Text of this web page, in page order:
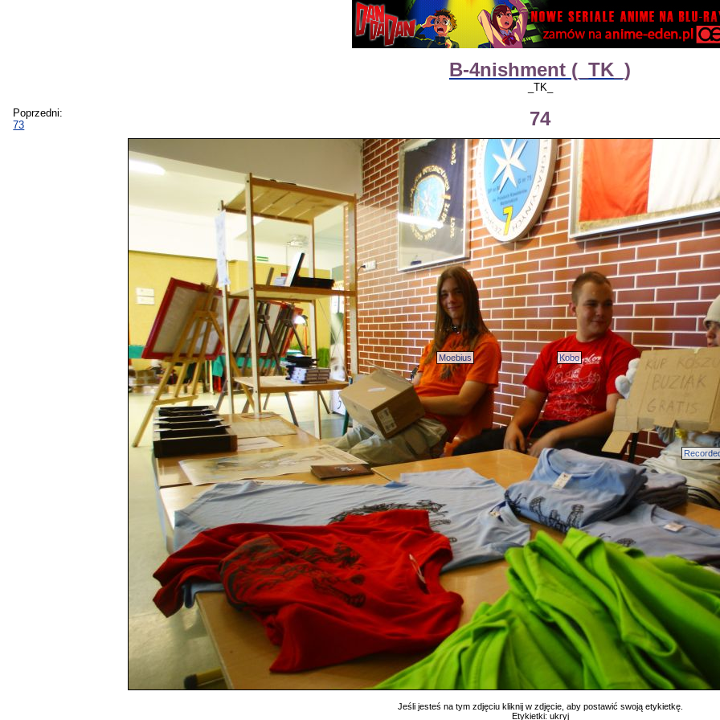
B-4nishment (_TK_)
_TK_
Poprzedni:
73
74
Kobo
Moebius
Jeśli jesteś na tym zdjęciu kliknij w zdjęcie, aby postawić swoją etykietkę.
Etykietki: ukryj